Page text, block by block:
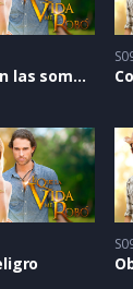
Amenaza en las sombras